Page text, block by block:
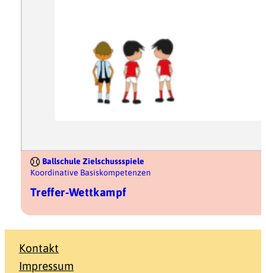
Ballschule Zielschussspiele
Koordinative Basiskompetenzen
Treffer-Wettkampf
Kontakt
Impressum